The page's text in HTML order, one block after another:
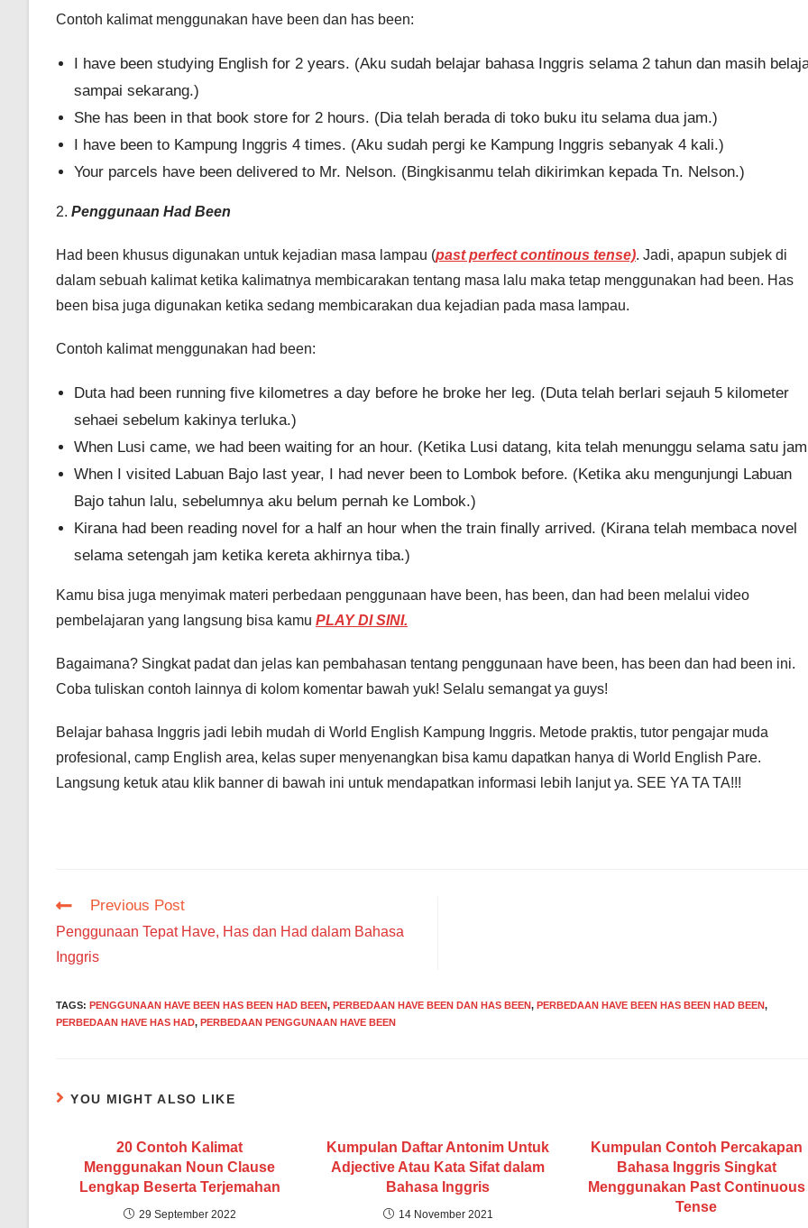
Contoh kalimat menggunakan have been dan has been:
I have been studying English for 2 years. (Aku sudah belajar bahasa Inggris selama 2 tahun dan masih
sampai sekarang.)
She has been in that book store for 2 hours. (Dia telah berada di toko buku itu selama dua jam.)
I have been to Kampung Inggris 4 times. (Aku sudah pergi ke Kampung Inggris sebanyak 4 kali.)
Your parcels have been delivered to Mr. Nelson. (Bingkisanmu telah dikirimkan kepada Tn. Nelson.)
2. Penggunaan Had Been
Had been khusus digunakan untuk kejadian masa lampau (past perfect continous tense). Jadi, apapun subjek di
dalam sebuah kalimat ketika kalimatnya membicarakan tentang masa lalu maka tetap menggunakan had been. Has
been bisa juga digunakan ketika sedang membicarakan dua kejadian pada masa lampau.
Contoh kalimat menggunakan had been:
Duta had been running five kilometres a day before he broke her leg. (Duta telah berlari sejauh 5 kilometer
sehaei sebelum kakinya terluka.)
When Lusi came, we had been waiting for an hour. (Ketika Lusi datang, kita telah menunggu selama satu
When I visited Labuan Bajo last year, I had never been to Lombok before. (Ketika aku mengunjungi Labuan
Bajo tahun lalu, sebelumnya aku belum pernah ke Lombok.)
Kirana had been reading novel for a half an hour when the train finally arrived. (Kirana telah membaca novel
selama setengah jam ketika kereta akhirnya tiba.)
Kamu bisa juga menyimak materi perbedaan penggunaan have been, has been, dan had been melalui video
pembelajaran yang langsung bisa kamu PLAY DI SINI.
Bagaimana? Singkat padat dan jelas kan pembahasan tentang penggunaan have been, has been dan had been ini.
Coba tuliskan contoh lainnya di kolom komentar bawah yuk! Selalu semangat ya guys!
Belajar bahasa Inggris jadi lebih mudah di World English Kampung Inggris. Metode praktis, tutor pengajar muda
profesional, camp English area, kelas super menyenangkan bisa kamu dapatkan hanya di World English Pare.
Langsung ketuk atau klik banner di bawah ini untuk mendapatkan informasi lebih lanjut ya. SEE YA TA TA!!!
Read
articles
Previous Post
Penggunaan Tepat Have, Has dan Had dalam Bahasa
Inggris
TAGS: PENGGUNAAN HAVE BEEN HAS BEEN HAD BEEN, PERBEDAAN HAVE BEEN DAN HAS BEEN, PERBEDAAN HAVE BEEN HAS BEEN HAD BEEN,
PERBEDAAN HAVE HAS HAD, PERBEDAAN PENGGUNAAN HAVE BEEN
YOU MIGHT ALSO LIKE
20 Contoh Kalimat
Menggunakan Noun Clause
Lengkap Beserta Terjemahan
29 September 2022
Kumpulan Daftar Antonim Untuk
Adjective Atau Kata Sifat dalam
Bahasa Inggris
14 November 2021
Kumpulan Contoh Percakapan
Bahasa Inggris Singkat
Menggunakan Past Continuous
Tense